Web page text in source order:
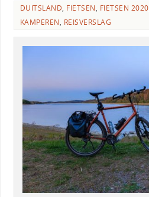
DUITSLAND, FIETSEN, FIETSEN 2020
KAMPEREN, REISVERSLAG